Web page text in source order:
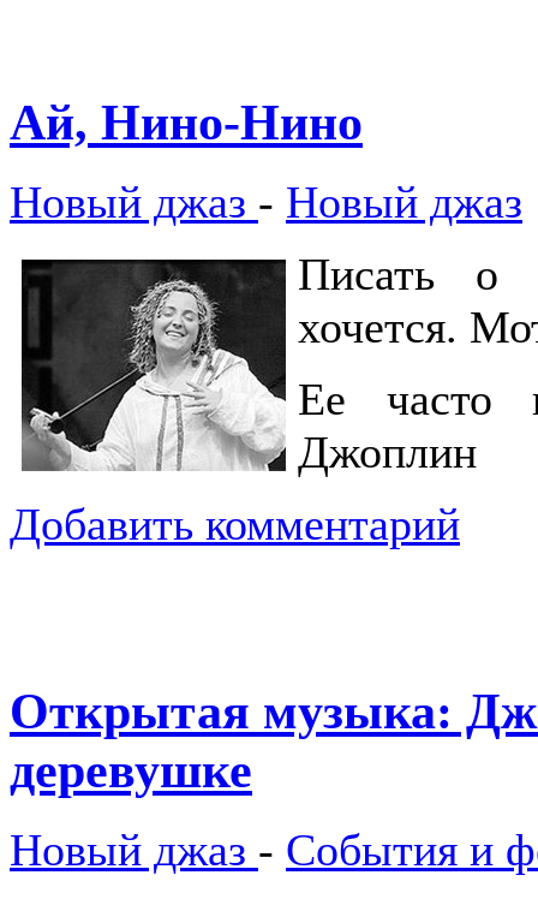
Ай, Нино-Нино
Новый джаз - Новый джаз
Писать о
хочется.
Ее часто
Джоплин
Добавить комментарий
Открытая музыка:
деревушке
Новый джаз - События и